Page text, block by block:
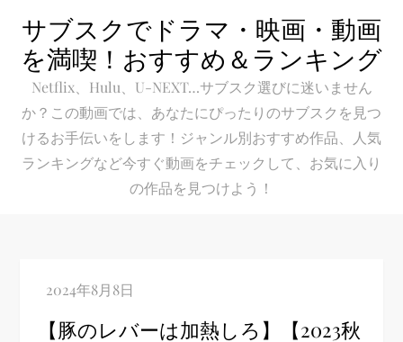
content
サブスクでドラマ・映画・動画
を満喫！おすすめ＆ランキング
Netflix、Hulu、U-NEXT…サブスク選びに迷いません
か？この動画では、あなたにぴったりのサブスクを見つ
けるお手伝いをします！ジャンル別おすすめ作品、人気
ランキングなど今すぐ動画をチェックして、お気に入り
の作品を見つけよう！
【豚のレバーは加熱しろ】【2023秋